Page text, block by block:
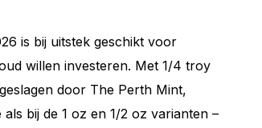
is bij uitstek geschikt voor
willen investeren. Met 1/4 troy
door The Perth Mint,
bij de 1 oz en 1/2 oz varianten –